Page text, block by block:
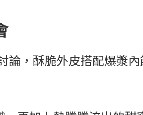
論，酥脆外皮搭配爆漿